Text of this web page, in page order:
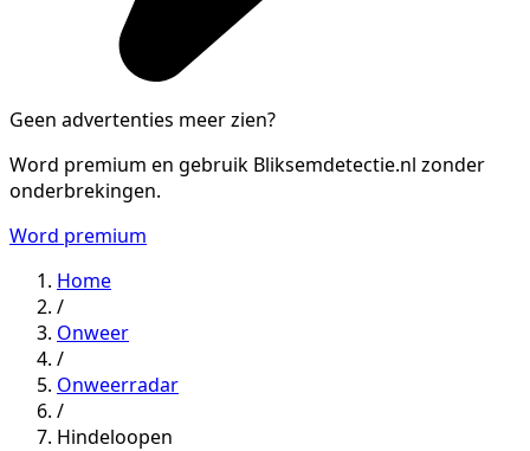
Geen advertenties meer zien?
Word premium en gebruik Bliksemdetectie.nl zonder
onderbrekingen.
Word premium
Home
/
Onweer
/
Onweerradar
/
Hindeloopen